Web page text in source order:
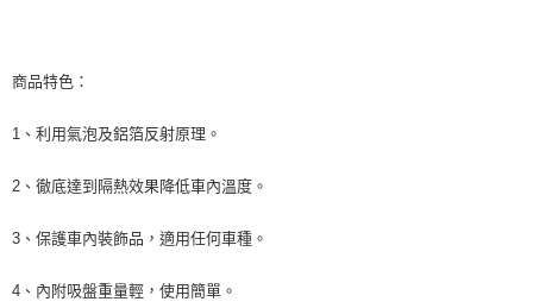
後付繳納相關費用。
是否繳費成功／繳費後需取消欲退款等相關疑問，請聯繫「AFTEE先享後付
【注意事項】
易，需依本服務之必要範圍內提供個人資料，並將交易相關給付款項請求債
https://aftee.tw/terms/#terms3
每筆NT$70，滿NT$490(含以上)免運費
7-11取貨付款 (運費70$)
每筆NT$70，滿NT$490(含以上)免運費
商品特色：
1、利用氣泡及鋁箔反射原理。
2、徹底達到隔熱效果降低車內溫度。
3、保護車內裝飾品，適用任何車種。
4、內附吸盤重量輕，使用簡單。